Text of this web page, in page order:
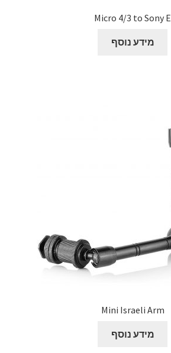
Micro 4/3 to Sony E
מידע נוסף
Mini Israeli Arm
מידע נוסף